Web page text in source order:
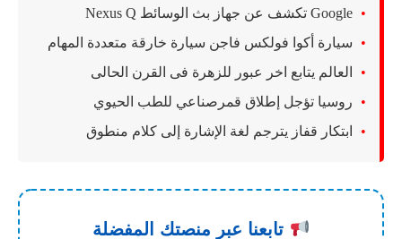
Google تكشف عن جهاز بث الوسائط Nexus Q
سيارة أكوا فولكس فاجن سيارة خارقة متعددة المهام
العالم يتابع اخر عبور للزهرة فى القرن الحالى
روسيا تؤجل إطلاق قمرصناعي للطب الحيوي
ابتكار قفاز يترجم لغة الإشارة إلى كلام منطوق
تابعنا عبر منصتك المفضلة